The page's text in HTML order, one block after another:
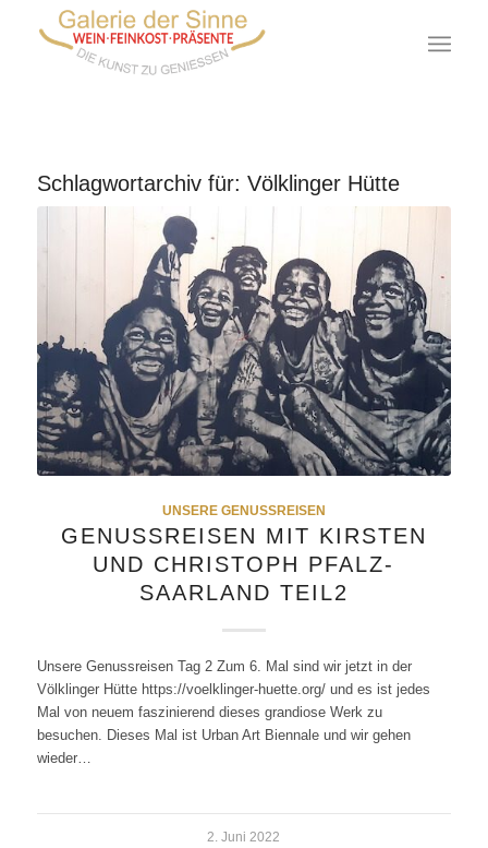
Schlagwortarchiv für: Völklinger Hütte
UNSERE GENUSSREISEN
GENUSSREISEN MIT KIRSTEN
UND CHRISTOPH PFALZ-
SAARLAND TEIL2
Unsere Genussreisen Tag 2 Zum 6. Mal sind wir jetzt in der
Völklinger Hütte https://voelklinger-huette.org/ und es ist jedes
Mal von neuem faszinierend dieses grandiose Werk zu
besuchen. Dieses Mal ist Urban Art Biennale und wir gehen
wieder…
2. Juni 2022